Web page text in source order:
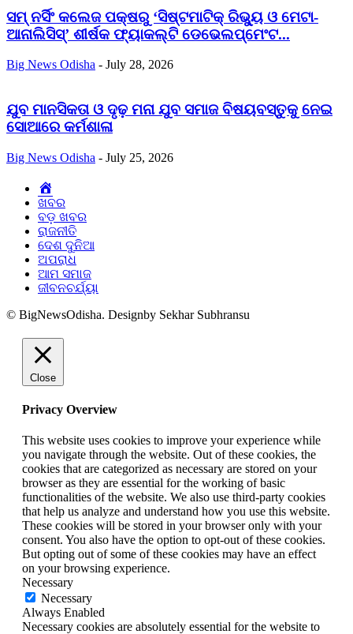
ସମ୍ ନର୍ସିଂ କଲେଜ ପକ୍ଷରୁ ‘ସିଷ୍ଟମାଟିକ୍ ରିଭ୍ୟୁ ଓ ମେଟା-
ଆନାଲିସିସ୍‌’ ଶୀର୍ଷକ ଫ୍ୟାକଲ୍ଟି ଡେଭେଲପ୍‌ମେଂଟ...
Big News Odisha - July 28, 2026
ଯୁବ ମାନସିକତା ଓ ଦୃଢ଼ ମନା ଯୁବ ସମାଜ ବିଷୟବସ୍ତୁକୁ ନେଇ
ସୋଆରେ କର୍ମଶାଳା
Big News Odisha - July 25, 2026
ଖବର
ବଡ଼ ଖବର
ରାଜନୀତି
ଦେଶ ଦୁନିଆ
ଅପରାଧ
ଆମ ସମାଜ
ଜୀବନଚର୍ଯ୍ୟା
© BigNewsOdisha. Designby Sekhar Subhransu
Close
Privacy Overview
This website uses cookies to improve your experience while
you navigate through the website. Out of these cookies, the
cookies that are categorized as necessary are stored on your
browser as they are essential for the working of basic
functionalities of the website. We also use third-party cookies
that help us analyze and understand how you use this website.
These cookies will be stored in your browser only with your
consent. You also have the option to opt-out of these cookies.
But opting out of some of these cookies may have an effect
on your browsing experience.
Necessary
Necessary
Always Enabled
Necessary cookies are absolutely essential for the website to